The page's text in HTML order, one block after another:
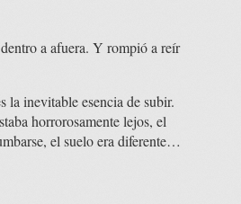
a afuera. Y rompió a reír
la inevitable esencia de subir.
horrorosamente lejos, el
el suelo era diferente…